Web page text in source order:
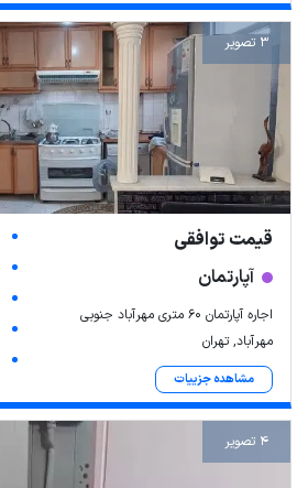
3 تصویر
قیمت توافقی
آپارتمان
اجاره آپارتمان ۶۰ متری مهرآباد جنوبی
مهرآباد, تهران
مشاهده جزییات
4 تصویر